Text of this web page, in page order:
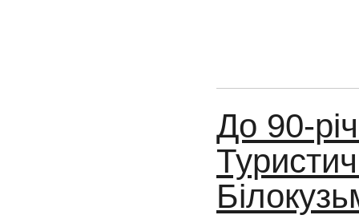
До 90-